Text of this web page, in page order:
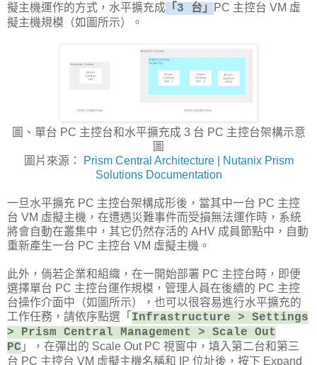
擬主機運作的方式，水平擴充成 「3 台」
PC 主控台 VM 虛
擬主機規模（如圖所示）。
圖、單台 PC 主控台和水平擴充成 3 台 PC 主控台架構示意
圖
圖片來源：
Prism Central Architecture | Nutanix Prism
Solutions Documentation
一旦水平擴充 PC 主控台架構成形後，當其中一台 PC 主控
台 VM 虛擬主機，在遭遇災難事件而受損無法運作時，系統
將會自動在叢集中，其它仍然存活的 AHV 成員節點中，自動
重新產生一台 PC 主控台 VM 虛擬主機。
此外，倘若企業和組織，在一開始部署 PC 主控台時，即便
選擇單台 PC 主控台運作規模，管理人員在後續的 PC 主控
台操作介面中（如圖所示），也可以很容易進行水平擴充的
工作任務，請依序點選「 Infrastructure > Settings
> Prism Central Management > Scale Out
PC 」，在彈出的 Scale Out PC 視窗中，填入第二台和第三
台 PC 主控台 VM 虛擬主機名稱和 IP 位址後，按下 Expand